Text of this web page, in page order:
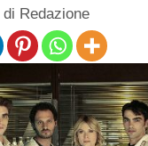
di Redazione